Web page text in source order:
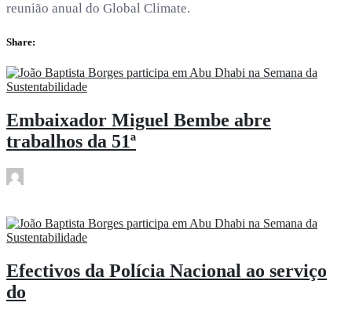
reunião anual do Global Climate.
Share:
Embaixador Miguel Bembe abre
trabalhos da 51ª
Efectivos da Polícia Nacional ao serviço
do